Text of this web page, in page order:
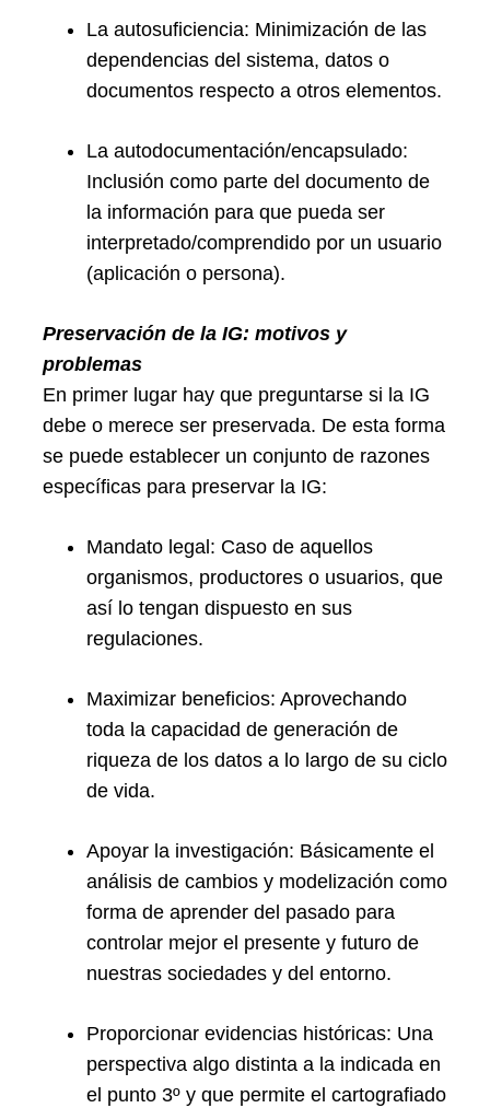
La autosuficiencia: Minimización de las
dependencias del sistema, datos o
documentos respecto a otros elementos.
La autodocumentación/encapsulado:
Inclusión como parte del documento de
la información para que pueda ser
interpretado/comprendido por un usuario
(aplicación o persona).
Preservación de la IG: motivos y
problemas
En primer lugar hay que preguntarse si la IG
debe o merece ser preservada. De esta forma
se puede establecer un conjunto de razones
específicas para preservar la IG:
Mandato legal: Caso de aquellos
organismos, productores o usuarios, que
así lo tengan dispuesto en sus
regulaciones.
Maximizar beneficios: Aprovechando
toda la capacidad de generación de
riqueza de los datos a lo largo de su ciclo
de vida.
Apoyar la investigación: Básicamente el
análisis de cambios y modelización como
forma de aprender del pasado para
controlar mejor el presente y futuro de
nuestras sociedades y del entorno.
Proporcionar evidencias históricas: Una
perspectiva algo distinta a la indicada en
el punto 3º y que permite el cartografiado